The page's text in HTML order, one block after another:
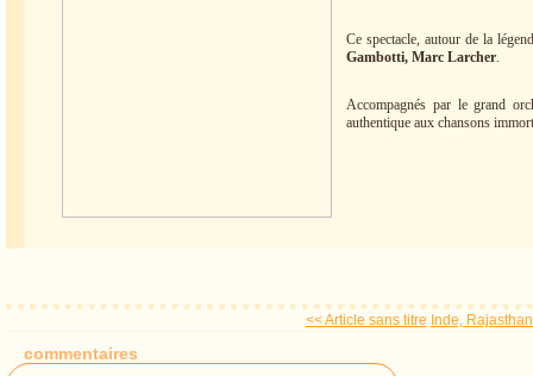
Ce spectacle, autour de la
Gambotti, Marc Larcher.
Accompagnés par le grand
authentique aux chansons
<< Article sans titre Inde,
commentaires